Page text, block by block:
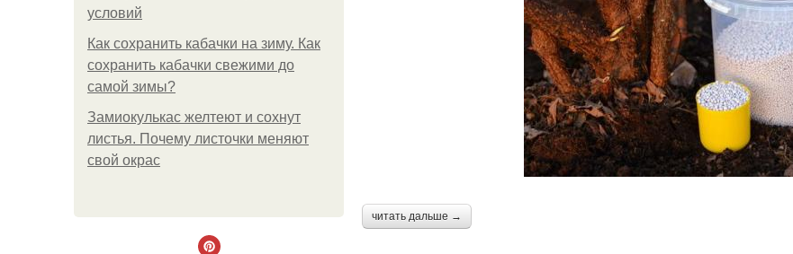
условий
Как сохранить кабачки на зиму. Как
сохранить кабачки свежими до
самой зимы?
Замиокулькас желтеют и сохнут
листья. Почему листочки меняют
свой окрас
читать дальше →